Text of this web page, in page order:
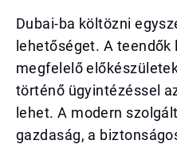
Dubai-ba költözni
lehetőséget. A teendők
megfelelő
történő ügyintézéssel
lehet. A modern
gazdaság, a